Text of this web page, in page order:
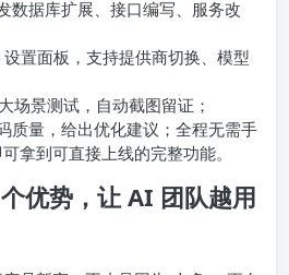
目架构，识别依赖关系；
数据库扩展、接口编写、服务改
置面板，支持提供商切换、模型
场景测试，自动截图留证；
质量，给出优化建议；全程无需手
拿到可直接上线的完整功能。
优势，让 AI 团队越用